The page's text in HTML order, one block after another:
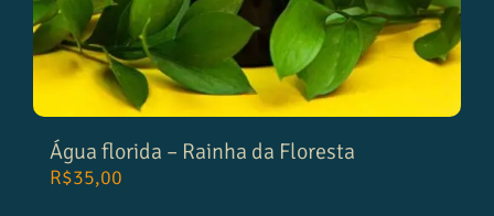
Água florida – Rainha da Floresta
R$35,00